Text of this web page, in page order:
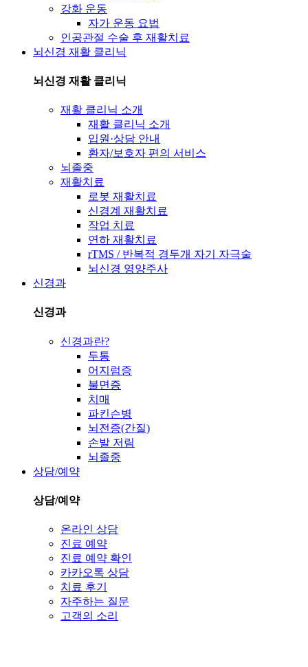
강화 운동
자가 운동 요법
인공관절 수술 후 재활치료
뇌신경 재활 클리닉
뇌신경 재활 클리닉
재활 클리닉 소개
재활 클리닉 소개
입원·상담 안내
환자/보호자 편의 서비스
뇌졸중
재활치료
로봇 재활치료
신경계 재활치료
작업 치료
연하 재활치료
rTMS / 반복적 경두개 자기 자극술
뇌신경 영양주사
신경과
신경과
신경과란?
두통
어지럼증
불면증
치매
파킨슨병
뇌전증(간질)
손발 저림
뇌졸중
상담/예약
상담/예약
온라인 상담
진료 예약
진료 예약 확인
카카오톡 상담
치료 후기
자주하는 질문
고객의 소리